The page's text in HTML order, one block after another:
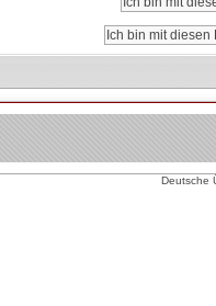
Deutsche